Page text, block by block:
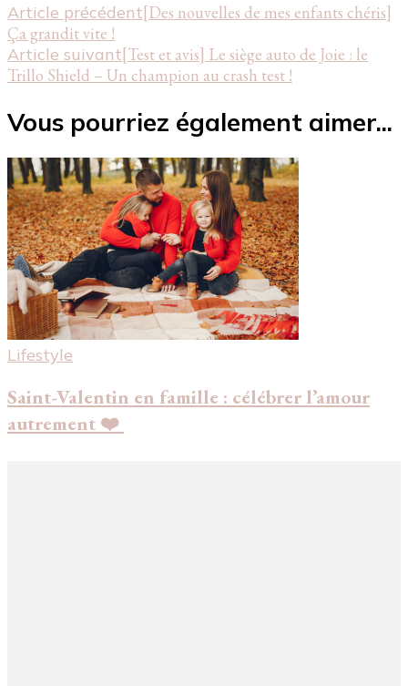
Navigation
d'article
Article précédent[Des nouvelles de mes enfants chéris]
Ça grandit vite !
Article suivant[Test et avis] Le siège auto de Joie : le
Trillo Shield – Un champion au crash test !
Vous pourriez également aimer...
Lifestyle
Saint-Valentin en famille : célébrer l’amour
autrement ❤️